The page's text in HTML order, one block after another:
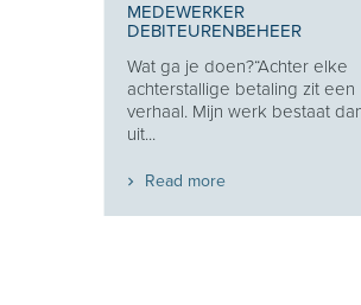
MEDEWERKER
DEBITEURENBEHEER
Wat ga je doen?“Achter elke
achterstallige betaling zit een
verhaal. Mijn werk bestaat
uit...
Read more